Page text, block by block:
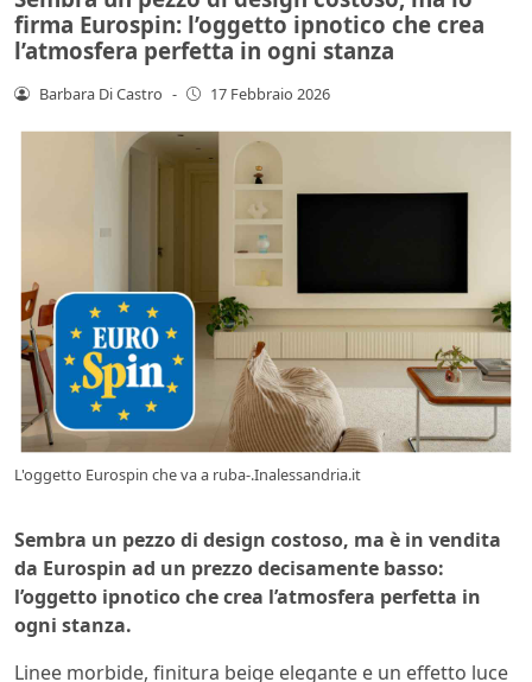
firma Eurospin: l’oggetto ipnotico che crea
l’atmosfera perfetta in ogni stanza
Barbara Di Castro - 17 Febbraio 2026
L'oggetto Eurospin che va a ruba-.Inalessandria.it
Sembra un pezzo di design costoso, ma è in vendita
da Eurospin ad un prezzo decisamente basso:
l’oggetto ipnotico che crea l’atmosfera perfetta in
ogni stanza.
Linee morbide, finitura beige elegante e un effetto luce